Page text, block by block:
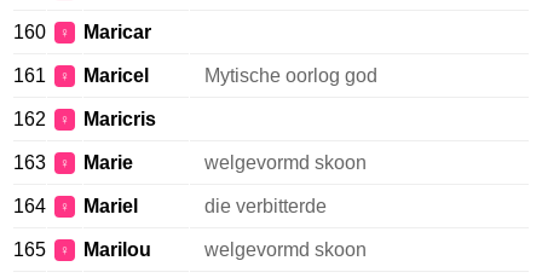
160 ♀ Maricar
161 ♀ Maricel Mytische oorlog god
162 ♀ Maricris
163 ♀ Marie welgevormd skoon
164 ♀ Mariel die verbitterde
165 ♀ Marilou welgevormd skoon